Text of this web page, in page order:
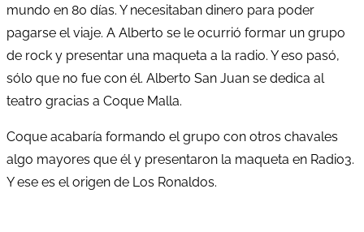
mundo en 80 días. Y necesitaban dinero para poder
pagarse el viaje. A Alberto se le ocurrió formar un grupo
de rock y presentar una maqueta a la radio. Y eso pasó,
sólo que no fue con él. Alberto San Juan se dedica al
teatro gracias a Coque Malla.
Coque acabaría formando el grupo con otros chavales
algo mayores que él y presentaron la maqueta en Radio3.
Y ese es el origen de Los Ronaldos.